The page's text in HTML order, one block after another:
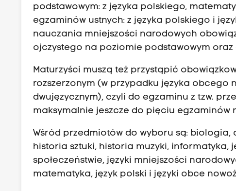
podstawowym: z języka polskiego,
egzaminów ustnych: z języka polskiego i
nauczania mniejszości narodowych
ojczystego na poziomie podstawowym oraz
Maturzyści muszą też przystąpić
rozszerzonym (w przypadku języka obcego
dwujęzycznym), czyli do egzaminu z tzw.
maksymalnie jeszcze do pięciu egzaminów
Wśród przedmiotów do wyboru są:
historia sztuki, historia muzyki, informatyka,
społeczeństwie, języki mniejszości
matematyka, język polski i języki obce